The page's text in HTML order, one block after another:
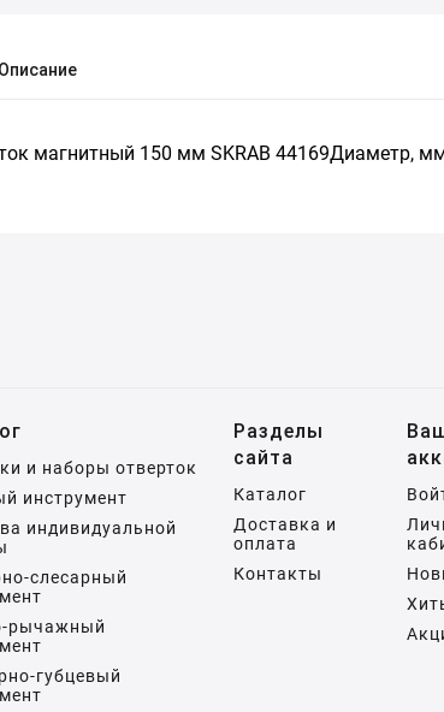
Описание
магнитный 150 мм SKRAB 44169Диаметр,
и наборы отверток
инструмент
индивидуальной
слесарный
рычажный
губцевый
Разделы
сайта
Каталог
Доставка и
оплата
Контакты